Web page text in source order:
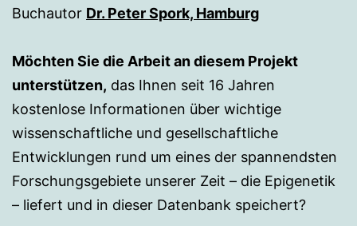
Buchautor Dr. Peter Spork, Hamburg
Möchten Sie die Arbeit an diesem Projekt
unterstützen, das Ihnen seit 16 Jahren
kostenlose Informationen über wichtige
wissenschaftliche und gesellschaftliche
Entwicklungen rund um eines der spannendsten
Forschungsgebiete unserer Zeit – die Epigenetik
– liefert und in dieser Datenbank speichert?